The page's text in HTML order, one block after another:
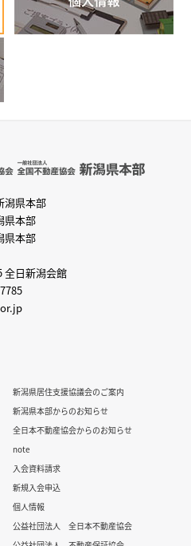
潟県本部
県本部
県本部
全日新潟会館
新潟県居住支援協議会のご案内
新潟県本部からのお知らせ
全日本不動産協会からのお知らせ
note
入会資料請求
新規入会申込
個人情報
公益社団法人 全日本不動産協会